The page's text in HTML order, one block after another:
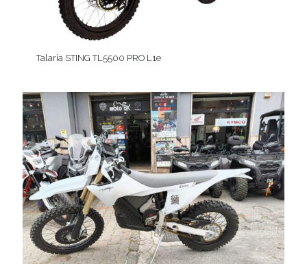
Talaria STING TL5500 PRO L1e